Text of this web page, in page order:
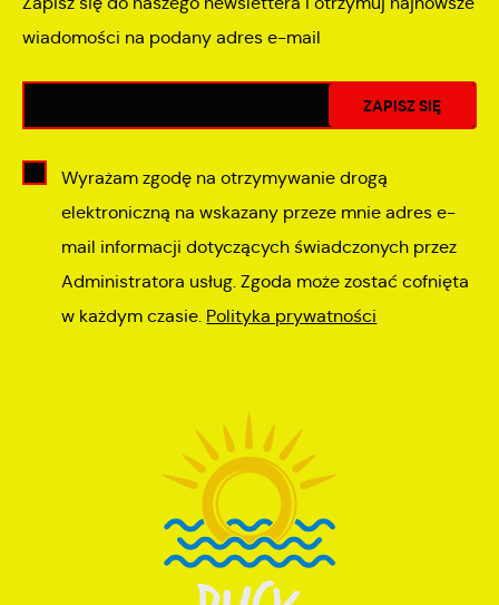
wiadomości na podany adres e-mail
Wyrażam zgodę na otrzymywanie drogą
elektroniczną na wskazany przeze mnie adres e-
mail informacji dotyczących świadczonych przez
Administratora usług. Zgoda może zostać cofnięta
w każdym czasie. Polityka prywatności